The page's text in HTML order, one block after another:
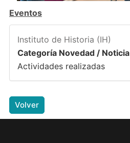
Eventos
Instituto de Historia (IH)
Categoría Novedad / Noticia
Actividades realizadas
Volver